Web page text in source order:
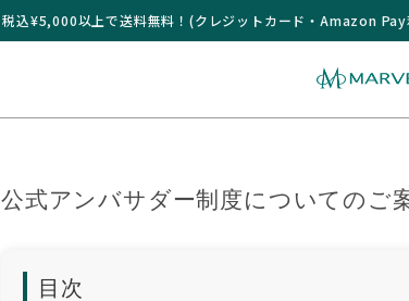
税込¥5,000以上で送料無料！(クレジットカード・Amazon
公式アンバサダー制度についてのご
目次